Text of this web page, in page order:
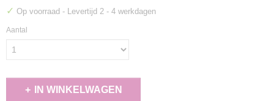
✓ Op voorraad - Levertijd 2 - 4 werkdagen
Aantal
IN WINKELWAGEN